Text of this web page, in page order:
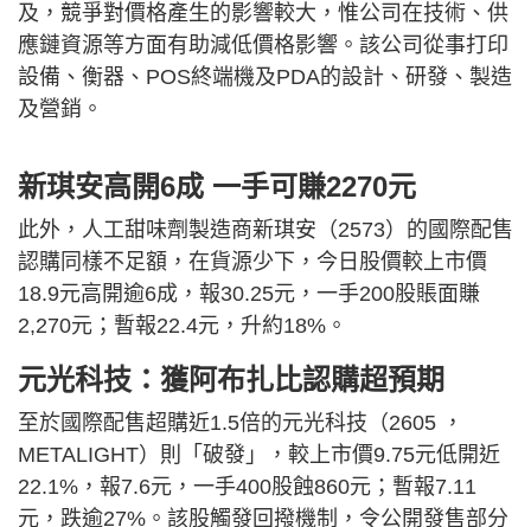
及，競爭對價格產生的影響較大，惟公司在技術、供
應鏈資源等方面有助減低價格影響。該公司從事打印
設備、衡器、POS終端機及PDA的設計、研發、製造
及營銷。
新琪安高開6成 一手可賺2270元
此外，人工甜味劑製造商新琪安（2573）的國際配售
認購同樣不足額，在貨源少下，今日股價較上市價
18.9元高開逾6成，報30.25元，一手200股賬面賺
2,270元；暫報22.4元，升約18%。
元光科技：獲阿布扎比認購超預期
至於國際配售超購近1.5倍的元光科技（2605 ，
METALIGHT）則「破發」，較上市價9.75元低開近
22.1%，報7.6元，一手400股蝕860元；暫報7.11
元，跌逾27%。該股觸發回撥機制，令公開發售部分